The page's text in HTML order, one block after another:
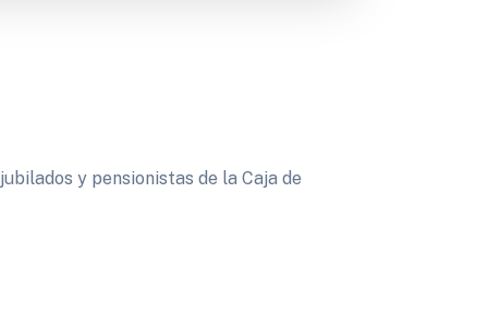
y pensionistas de la Caja de